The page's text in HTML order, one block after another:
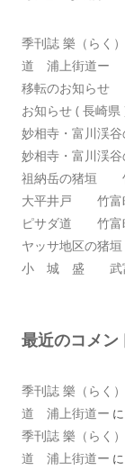
季刊誌 樂（らく
道 浦上街道ー
移転のお知らせ
お知らせ ( 長崎県
妙相寺・富川渓
妙相寺・富川渓
祖納岳の猪垣
大平井戸 竹富
ピサダ道 竹富
ヤッサ地区の猪
小 城 盛 武富
最近のコメン
季刊誌 樂（らく
道 浦上街道ー に
季刊誌 樂（らく
道 浦上街道ー に